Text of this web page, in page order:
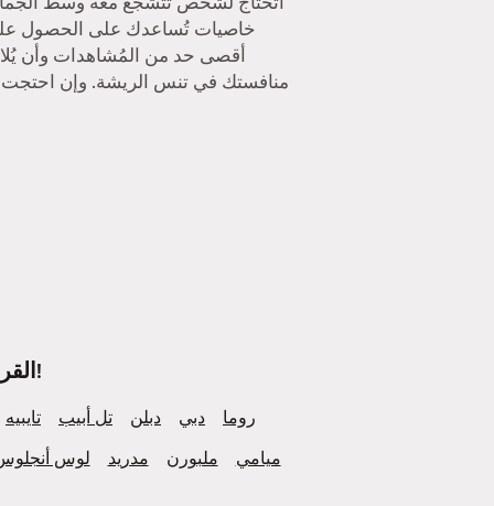
أقصى حد من المُشاهدات وأن
ألقِ نظرة على ما يحدث في المزيد من مُدن Tinder القريبة منك!
تايبيه تل أبيب دبلن دبي
روما
لوس
مدريد ملبورن ميامي